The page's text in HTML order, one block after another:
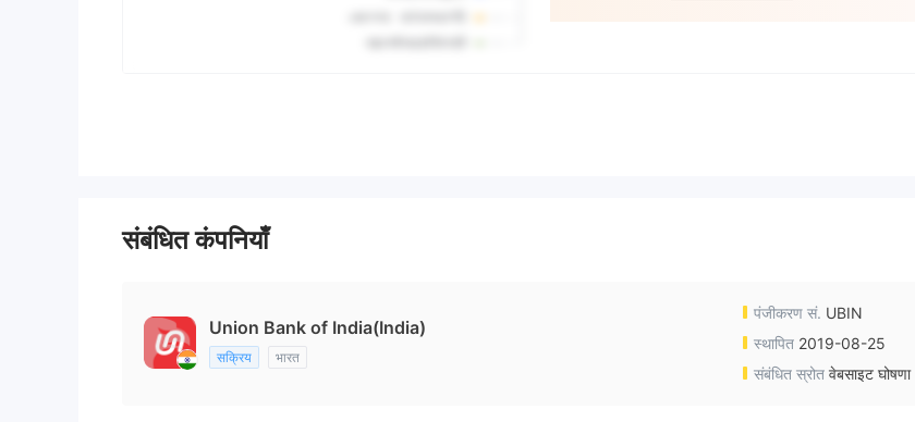
संबंधित कंपनियाँ
Union Bank of India(India)
सक्रिय भारत
पंजीकरण सं. UBIN
स्थापित 2019-08-25
संबंधित स्रोत वेबसाइट घोषणा